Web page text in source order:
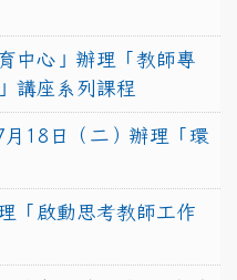
中心」辦理「教師專
講座系列課程
18日（二）辦理「環
「啟動思考教師工作